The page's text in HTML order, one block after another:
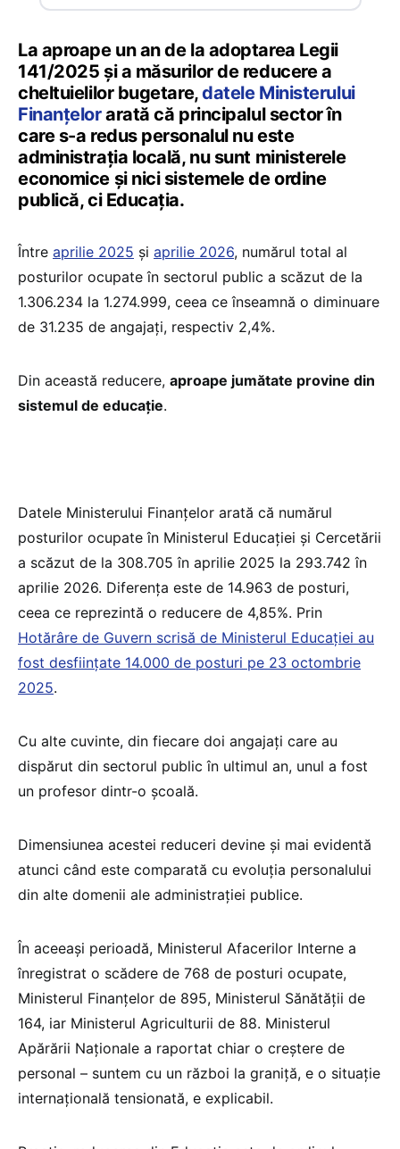
La aproape un an de la adoptarea Legii
141/2025 și a măsurilor de reducere a
cheltuielilor bugetare,datele Ministerului
Finanțelorarată că principalul sector în
care s-a redus personalul nu este
administrația locală, nu sunt ministerele
economice și nici sistemele de ordine
publică, ci Educația.
Între aprilie 2025 și aprilie 2026, numărul total al
posturilor ocupate în sectorul public a scăzut de la
1.306.234 la 1.274.999, ceea ce înseamnă o diminuare
de 31.235 de angajați, respectiv 2,4%.
Din această reducere, aproape jumătate provine din
sistemul de educație.
Datele Ministerului Finanțelor arată că numărul
posturilor ocupate în Ministerul Educației și Cercetării
a scăzut de la 308.705 în aprilie 2025 la 293.742 în
aprilie 2026. Diferența este de 14.963 de posturi,
ceea ce reprezintă o reducere de 4,85%. Prin
Hotărâre de Guvern scrisă de Ministerul Educației au
fost desființate 14.000 de posturi pe 23 octombrie
2025.
Cu alte cuvinte, din fiecare doi angajați care au
dispărut din sectorul public în ultimul an, unul a fost
un profesor dintr-o școală.
Dimensiunea acestei reduceri devine și mai evidentă
atunci când este comparată cu evoluția personalului
din alte domenii ale administrației publice.
În aceeași perioadă, Ministerul Afacerilor Interne a
înregistrat o scădere de 768 de posturi ocupate,
Ministerul Finanțelor de 895, Ministerul Sănătății de
164, iar Ministerul Agriculturii de 88. Ministerul
Apărării Naționale a raportat chiar o creștere de
personal – suntem cu un război la graniță, e o situație
internațională tensionată, e explicabil.